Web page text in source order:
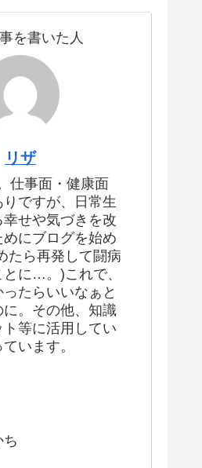
を書いた人
リザ
仕事面・健康面
ですが、日常生
せや気づきを改
にブログを始め
たら再発して闘病
に…。)これで、
たらいいなぁと
。その他、知識
等に活用してい
います。